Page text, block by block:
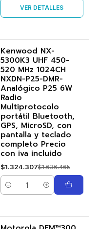
VER DETALLES
-19%
Kenwood NX-
5300K3 UHF 450-
520 MHz 1024CH
NXDN-P25-DMR-
Analógico P25 6W
Radio
Multiprotocolo
portátil Bluetooth,
GPS, MicroSD, con
pantalla y teclado
completo Precio
con iva incluido
$1.324.307$1.636.465
Cantidad